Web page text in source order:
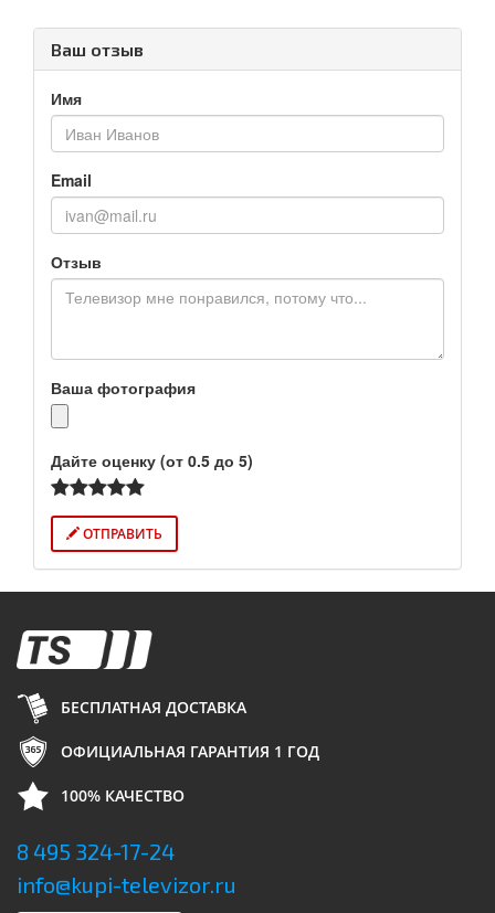
Ваш отзыв
Имя
Email
Отзыв
Ваша фотография
Дайте оценку (от 0.5 до 5)
ОТПРАВИТЬ
БЕСПЛАТНАЯ ДОСТАВКА
ОФИЦИАЛЬНАЯ ГАРАНТИЯ 1 ГОД
100% КАЧЕСТВО
8 495 324-17-24
info@kupi-televizor.ru